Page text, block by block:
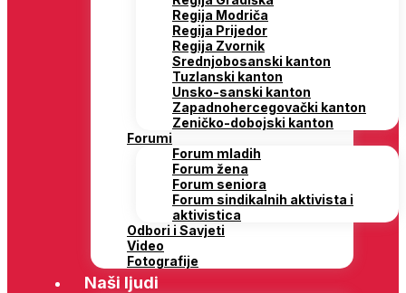
Regija Modriča
Regija Prijedor
Regija Zvornik
Srednjobosanski kanton
Tuzlanski kanton
Unsko-sanski kanton
Zapadnohercegovački kanton
Zeničko-dobojski kanton
Forumi
Forum mladih
Forum žena
Forum seniora
Forum sindikalnih aktivista i
aktivistica
Odbori i Savjeti
Video
Fotografije
Naši ljudi